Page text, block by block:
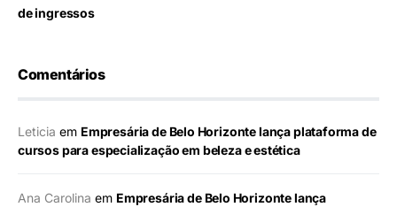
de ingressos
Comentários
Leticia em Empresária de Belo Horizonte lança plataforma de
cursos para especialização em beleza e estética
Ana Carolina em Empresária de Belo Horizonte lança